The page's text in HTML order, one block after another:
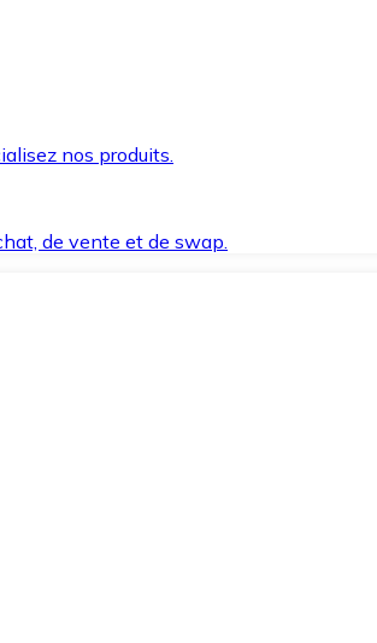
nos produits.
de vente et de swap.